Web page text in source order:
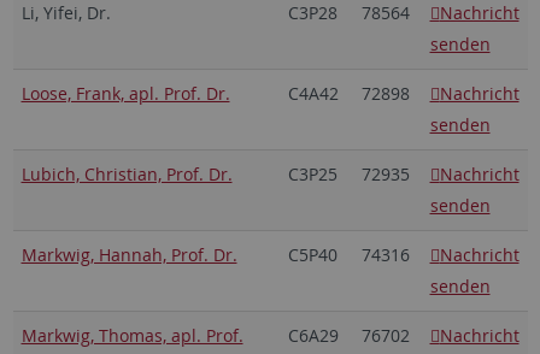
Li, Yifei, Dr. C3P28 78564
Nachricht
senden
Loose, Frank, apl. Prof. Dr. C4A42 72898
Nachricht
senden
Lubich, Christian, Prof. Dr. C3P25 72935
Nachricht
senden
Markwig, Hannah, Prof. Dr. C5P40 74316
Nachricht
senden
Markwig, Thomas, apl. Prof.
C6A29 76702
Nachricht